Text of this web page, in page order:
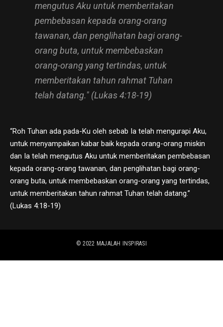
mengutus Aku untuk memberitakan
pembebasan kepada orang-orang
tawanan, dan penglihatan bagi orang-
orang buta, untuk membebaskan
orang-orang yang tertindas, untuk
memberitakan tahun rahmat Tuhan
telah datang." (Lukas 4:18-19)
“Roh Tuhan ada pada-Ku oleh sebab Ia telah mengurapi Aku,
untuk menyampaikan kabar baik kepada orang-orang miskin
dan Ia telah mengutus Aku untuk memberitakan pembebasan
kepada orang-orang tawanan, dan penglihatan bagi orang-
orang buta, untuk membebaskan orang-orang yang tertindas,
untuk memberitakan tahun rahmat Tuhan telah datang.”
(Lukas 4:18-19)
© 2022 MAJALAH INSPIRASI